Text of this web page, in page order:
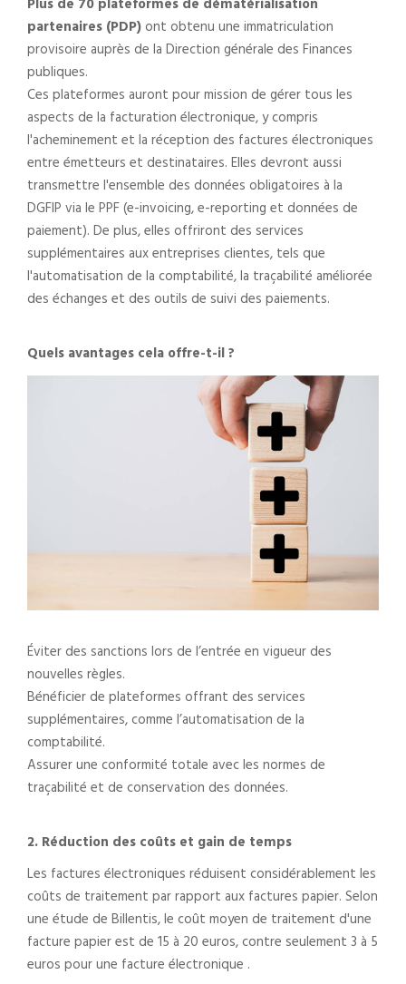
Plus de 70 plateformes de dématérialisation
partenaires (PDP)ont obtenu une immatriculation
provisoire auprès de la Direction générale des Finances
publiques.
Ces plateformes auront pour mission de gérer tous les
aspects de la facturation électronique, y compris
l'acheminement et la réception des factures électroniques
entre émetteurs et destinataires. Elles devront aussi
transmettre l'ensemble des données obligatoires à la
DGFIP via le PPF (e-invoicing, e-reporting et données de
paiement). De plus, elles offriront des services
supplémentaires aux entreprises clientes, tels que
l'automatisation de la comptabilité, la traçabilité améliorée
des échanges et des outils de suivi des paiements.
Quels avantages cela offre-t-il ?
Éviter des sanctions lors de l’entrée en vigueur des
nouvelles règles.
Bénéficier de plateformes offrant des services
supplémentaires, comme l’automatisation de la
comptabilité.
Assurer une conformité totale avec les normes de
traçabilité et de conservation des données.
2. Réduction des coûts et gain de temps
Les factures électroniques réduisent considérablement les
coûts de traitement par rapport aux factures papier. Selon
une étude de Billentis, le coût moyen de traitement d'une
facture papier est de 15 à 20 euros, contre seulement 3 à 5
euros pour une facture électronique .